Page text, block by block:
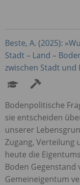
Beste, A. (2025):
Stadt – Land –
zwischen Stadt und
Bodenpolitische
sie entscheiden
unserer
Zugang, Verteilung
heute die
Boden Gegenstand
Gemeineigentum